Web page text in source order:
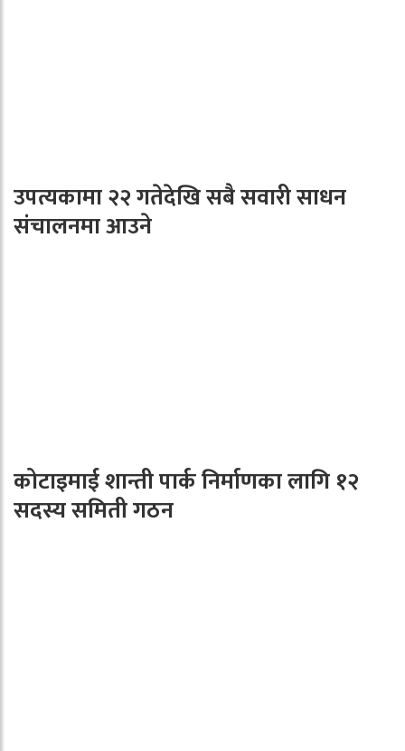
उपत्यकामा २२ गतेदेखि सबै सवारी साधन
संचालनमा आउने
कोटाइमाई शान्ती पार्क निर्माणका लागि १२
सदस्य समिती गठन